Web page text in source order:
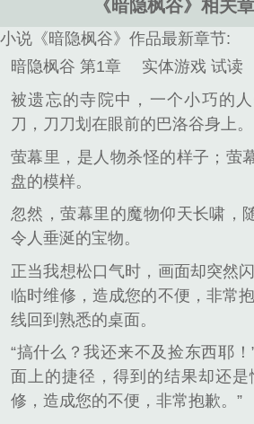
《暗隐枫谷》相关
小说《暗隐枫谷》作品最新章节:
暗隐枫谷 第1章 实体游戏 试读
被遗忘的寺院中，一个小巧的
刀，刀刀划在眼前的巴洛谷身上。
萤幕里，是人物杀怪的样子；萤
盘的模样。
忽然，萤幕里的魔物仰天长啸，
令人垂涎的宝物。
正当我想松口气时，画面却突然
临时维修，造成您的不便，非常
线回到熟悉的桌面。
“搞什么？我还来不及捡东西耶
面上的捷径，得到的结果却还是
修，造成您的不便，非常抱歉。”